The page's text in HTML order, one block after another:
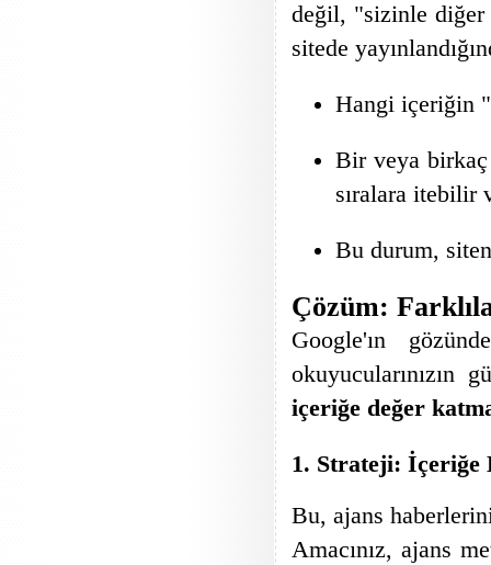
değil, "sizinle diğer
sitede
Hangi içeriğin
Bir veya
sıralara itebilir
Bu durum,
Çözüm:
Google'ın
okuyucularınızın
içeriğe değer
1. Strateji: İçeriğe
Bu, ajans
Amacınız, ajans